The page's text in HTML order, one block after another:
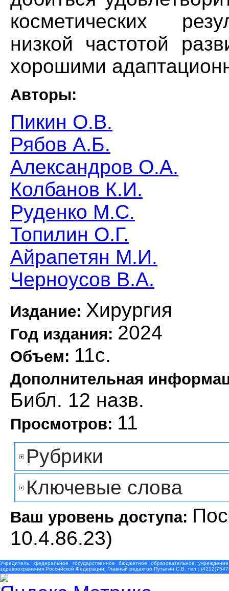
косметических
низкой частотой
хорошими
Авторы:
Пикин О.В.
Рябов А.Б.
Александров О.А.
Колбанов К.И.
Руденко М.С.
Топилин О.Г.
Айрапетян М.И.
Черноусов В.А.
Издание: Хирургия
Год издания: 2024
Объем: 11с.
Дополнительная
Библ. 12 назв.
Просмотров: 11
Рубрики
Ключевые слова
Ваш уровень доступа:
10.4.86.23)
Учредитель: федеральное государственное бюджетное образовательное
здравоохранения Российской Федерации. Главный редактор Путыгин С.В. тел.: